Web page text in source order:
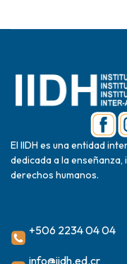
El IIDH es una entidad
dedicada a la
derechos humanos.
+506 2234 04 04
info@iidh.ed.cr